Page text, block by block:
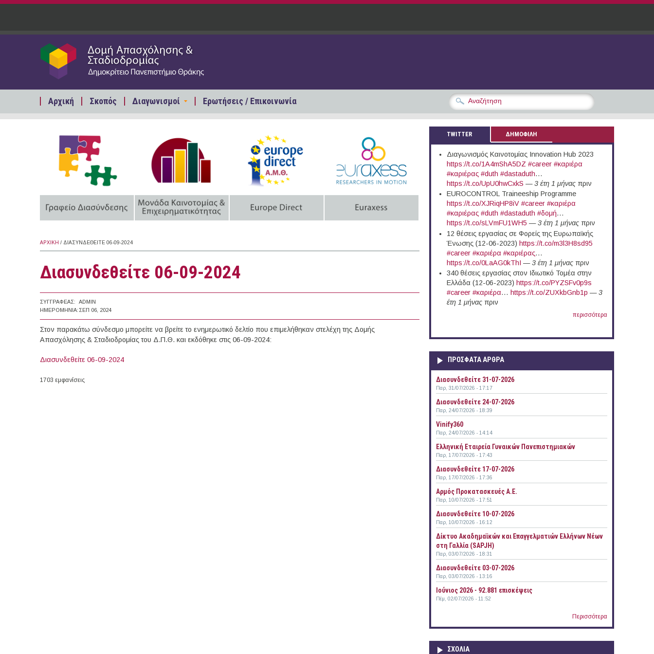
Παράκαμψη προς το κυρίως περιεχόμενο
Αρχική Σκοπός Διαγωνισμοί Ερωτήσεις / Επικοινωνία
ΑΡΧΙΚΉ / ΔΙΑΣΥΝΔΕΘΕΊΤΕ 06-09-2024
Διασυνδεθείτε 06-09-2024
ΣΥΓΓΡΑΦΈΑΣ:
ADMIN
ΗΜΕΡΟΜΗΝΊΑ: ΣΕΠ 06, 2024
Στον παρακάτω σύνδεσμο μπορείτε να βρείτε το ενημερωτικό δελτίο που επιμελήθηκαν στελέχη της Δομής
Απασχόλησης & Σταδιοδρομίας του Δ.Π.Θ. και εκδόθηκε στις 06-09-2024:
Διασυνδεθείτε 06-09-2024
1703 εμφανίσεις
TWITTER ΔΗΜΟΦΙΛΗ
Διαγωνισμός Καινοτομίας Innovation Hub 2023
https://t.co/1A4mShA5DZ #career #καριέρα
#καριέρας #duth #dastaduth…
https://t.co/UpU0hwCxkS —3 έτη 1 μήναςπριν
EUROCONTROL Traineeship Programme
https://t.co/XJRiqHP8iV #career #καριέρα
#καριέρας #duth #dastaduth #δομή…
https://t.co/sLVmFU1WH5 —3 έτη 1 μήναςπριν
12 θέσεις εργασίας σε Φορείς της Ευρωπαϊκής
Ένωσης (12-06-2023) https://t.co/m3l3H8sd95
#career #καριέρα #καριέρας…
https://t.co/0LaAG0kThI —3 έτη 1 μήναςπριν
340 θέσεις εργασίας στον Ιδιωτικό Τομέα στην
Ελλάδα (12-06-2023) https://t.co/PYZSFv0p9s
#career #καριέρα… https://t.co/ZUXkbGnb1p —3
έτη 1 μήναςπριν
περισσότερα
ΠΡΟΣΦΑΤΑ ΑΡΘΡΑ
Διασυνδεθείτε 31-07-2026
Παρ, 31/07/2026 - 17:17
Διασυνδεθείτε 24-07-2026
Παρ, 24/07/2026 - 18:39
Vinify360
Παρ, 24/07/2026 - 14:14
Ελληνική Εταιρεία Γυναικών Πανεπιστημιακών
Παρ, 17/07/2026 - 17:43
Διασυνδεθείτε 17-07-2026
Παρ, 17/07/2026 - 17:36
Αρμός Προκατασκευές Α.Ε.
Παρ, 10/07/2026 - 17:51
Διασυνδεθείτε 10-07-2026
Παρ, 10/07/2026 - 16:12
Δίκτυο Ακαδημαϊκών και Επαγγελματιών Ελλήνων Νέων
στη Γαλλία (SAPJH)
Παρ, 03/07/2026 - 18:31
Διασυνδεθείτε 03-07-2026
Παρ, 03/07/2026 - 13:16
Ιούνιος 2026 - 92.881 επισκέψεις
Πέμ, 02/07/2026 - 11:52
Περισσότερα
ΣΧΟΛΙΑ